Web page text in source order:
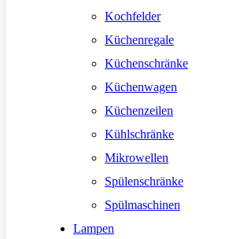
Kochfelder
Küchenregale
Küchenschränke
Küchenwagen
Küchenzeilen
Kühlschränke
Mikrowellen
Spülenschränke
Spülmaschinen
Lampen